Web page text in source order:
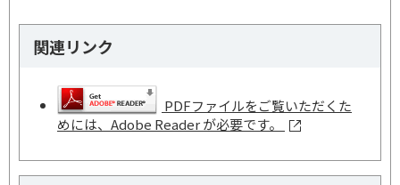
関連リンク
PDFファイルをご覧いただくた
めには、Adobe Reader が必要です。